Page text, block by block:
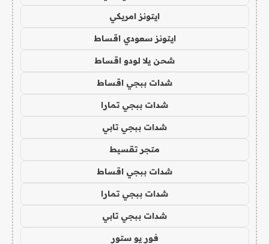
ايتونز امريكي
ايتونز سعودي اقساط
شحن يلا لودو اقساط
شدات ببجي اقساط
شدات ببجي تمارا
شدات ببجي تابي
متجر تقسيط
شدات ببجي اقساط
شدات ببجي تمارا
شدات ببجي تابي
فور يو ستور